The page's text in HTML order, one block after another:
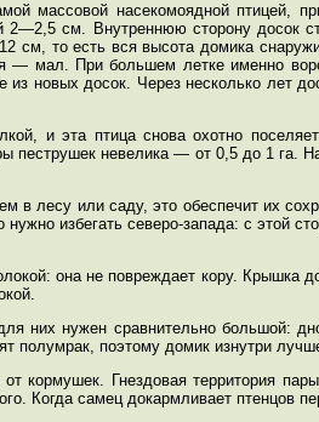
массовой насекомоядной птицей,
2—2,5 см. Внутреннюю сторону досок
см, то есть вся высота домика
— мал. При большем летке именно
новых досок. Через несколько лет
и эта птица снова охотно
пеструшек невелика — от 0,5 до 1 га.
в лесу или саду, это обеспечит их
избегать северо-запада: с этой
она не повреждает кору.
них нужен сравнительно
поэтому домик изнутри
кормушек. Гнездовая территория
Когда самец докармливает птенцов